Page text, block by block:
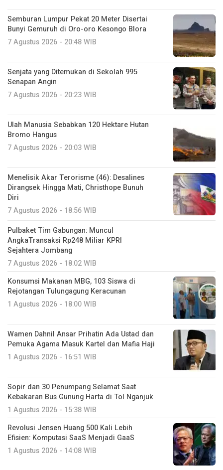
Semburan Lumpur Pekat 20 Meter Disertai
Bunyi Gemuruh di Oro-oro Kesongo Blora
7 Agustus 2026 - 20:48 WIB
Senjata yang Ditemukan di Sekolah 995
Senapan Angin
7 Agustus 2026 - 20:23 WIB
Ulah Manusia Sebabkan 120 Hektare Hutan
Bromo Hangus
7 Agustus 2026 - 20:03 WIB
Menelisik Akar Terorisme (46): Desalines
Dirangsek Hingga Mati, Christhope Bunuh
Diri
7 Agustus 2026 - 18:56 WIB
Pulbaket Tim Gabungan: Muncul
AngkaTransaksi Rp248 Miliar KPRI
Sejahtera Jombang
7 Agustus 2026 - 18:02 WIB
Konsumsi Makanan MBG, 103 Siswa di
Rejotangan Tulungagung Keracunan
1 Agustus 2026 - 18:00 WIB
Wamen Dahnil Ansar Prihatin Ada Ustad dan
Pemuka Agama Masuk Kartel dan Mafia Haji
1 Agustus 2026 - 16:51 WIB
Sopir dan 30 Penumpang Selamat Saat
Kebakaran Bus Gunung Harta di Tol Nganjuk
1 Agustus 2026 - 15:38 WIB
Revolusi Jensen Huang 500 Kali Lebih
Efisien: Komputasi SaaS Menjadi GaaS
1 Agustus 2026 - 14:08 WIB